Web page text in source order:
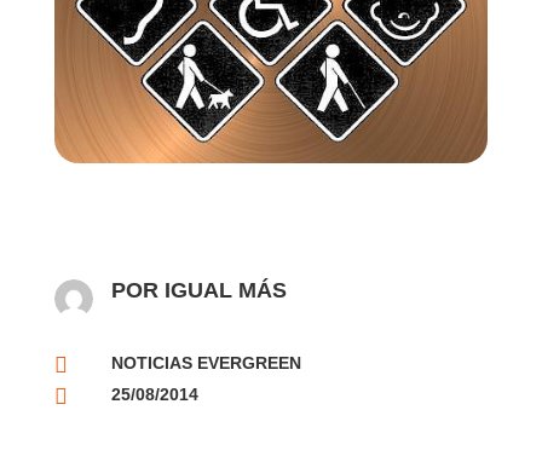
POR IGUAL MÁS
 NOTICIAS EVERGREEN
 25/08/2014